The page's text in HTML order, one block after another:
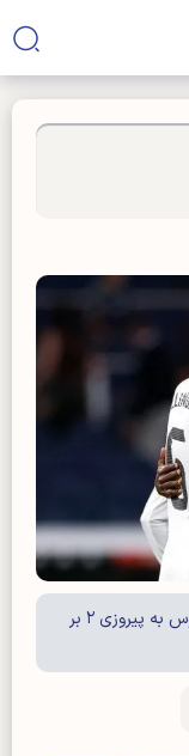
تیم فوتبال رئال مادرید موفق شد مقابل آلاوس به پیروزی ۲ بر